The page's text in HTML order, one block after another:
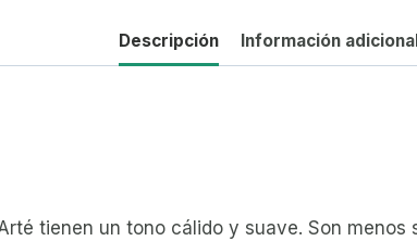
Descripción Información adicional
tienen un tono cálido y suave. Son